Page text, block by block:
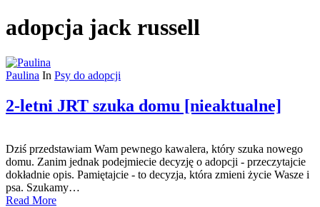
adopcja jack russell
Paulina In Psy do adopcji
2-letni JRT szuka domu [nieaktualne]
Dziś przedstawiam Wam pewnego kawalera, który szuka nowego
domu. Zanim jednak podejmiecie decyzję o adopcji - przeczytajcie
dokładnie opis. Pamiętajcie - to decyzja, która zmieni życie Wasze i
psa. Szukamy…
Read More